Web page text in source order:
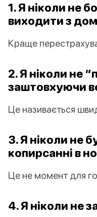
1. Я ніколи не
виходити з
Краще
2. Я ніколи не
заштовхуючи
Це називається
3. Я ніколи не
копирсанні в
Це не момент для
4. Я ніколи не